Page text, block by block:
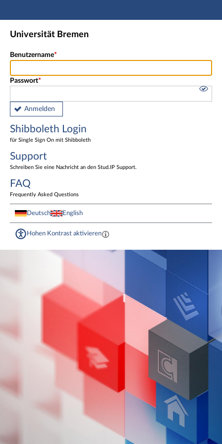
Hauptnavigation
Shibboleth Login
Universität Bremen
Benutzername
Passwort
Anmelden
Shibboleth Login
für Single Sign On mit Shibboleth
Support
Schreiben Sie eine Nachricht an den Stud.IP Support.
FAQ
Frequently Asked Questions
Deutsch English
Hohen Kontrast aktivieren